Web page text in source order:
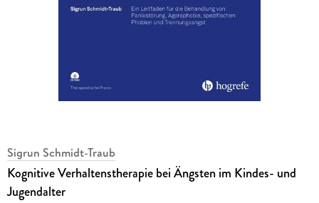
Sigrun Schmidt-Traub
Kognitive Verhaltenstherapie bei Ängsten im Kindes- und
Jugendalter